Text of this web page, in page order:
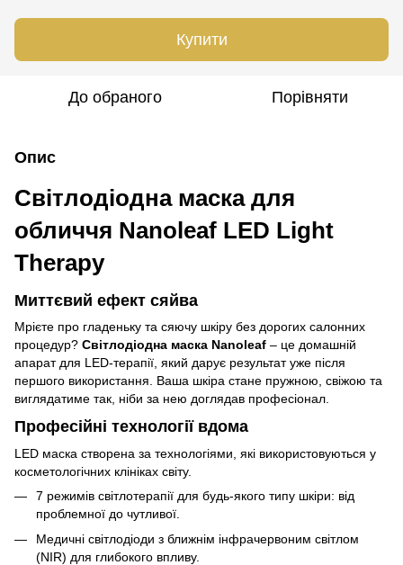
Купити
До обраного Порівняти
Опис
Світлодіодна маска для
обличчя Nanoleaf LED Light
Therapy
Миттєвий ефект сяйва
Мрієте про гладеньку та сяючу шкіру без дорогих салонних
процедур? Світлодіодна маска Nanoleaf – це домашній
апарат для LED-терапії, який дарує результат уже після
першого використання. Ваша шкіра стане пружною, свіжою та
виглядатиме так, ніби за нею доглядав професіонал.
Професійні технології вдома
LED маска створена за технологіями, які використовуються у
косметологічних клініках світу.
7 режимів світлотерапії для будь-якого типу шкіри: від
проблемної до чутливої.
Медичні світлодіоди з ближнім інфрачервоним світлом
(NIR) для глибокого впливу.